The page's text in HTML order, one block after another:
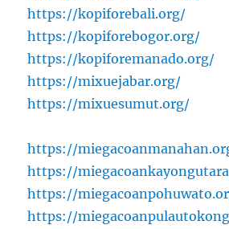
https://kopiforebali.org/
https://kopiforebogor.org/
https://kopiforemanado.org/
https://mixuejabar.org/
https://mixuesumut.org/
https://
https://
https://
https://